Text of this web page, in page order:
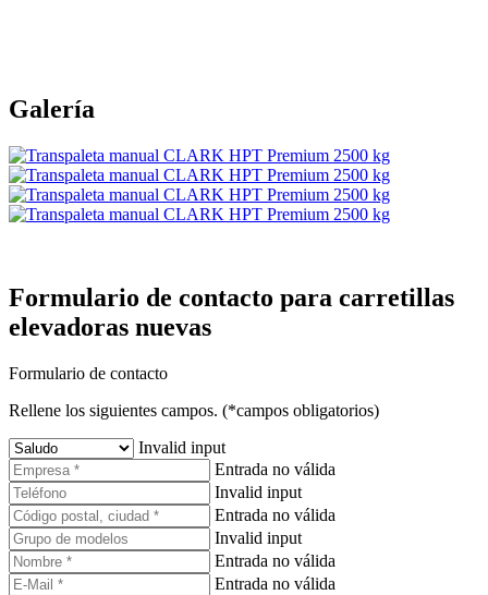
Galería
Formulario de contacto para carretillas
elevadoras nuevas
Formulario de contacto
Rellene los siguientes campos. (*campos obligatorios)
Invalid input
Entrada no válida
Invalid input
Entrada no válida
Invalid input
Entrada no válida
Entrada no válida